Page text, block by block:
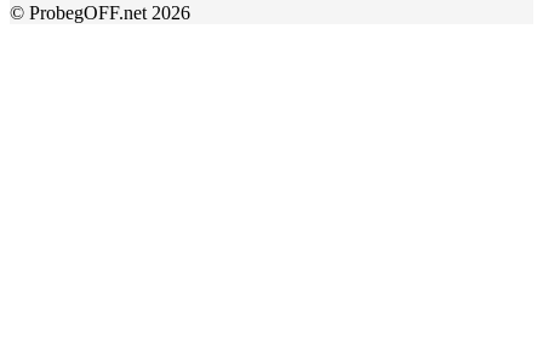
© ProbegOFF.net 2026